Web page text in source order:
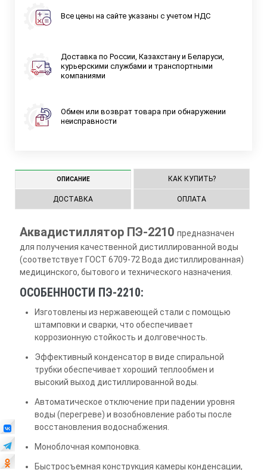
Все цены на сайте указаны с учетом НДС
Доставка по России, Казахстану и Беларуси,
курьерскими службами и транспортными
компаниями
Обмен или возврат товара при обнаружении
неисправности
ОПИСАНИЕ КАК КУПИТЬ?
ДОСТАВКА ОПЛАТА
Аквадистиллятор ПЭ-2210 предназначен
для получения качественной дистиллированной воды
(соответствует ГОСТ 6709-72 Вода дистиллированная)
медицинского, бытового и технического назначения.
ОСОБЕННОСТИ ПЭ-2210:
Изготовлены из нержавеющей стали с помощью
штамповки и сварки, что обеспечивает
коррозионную стойкость и долговечность.
Эффективный конденсатор в виде спиральной
трубки обеспечивает хороший теплообмен и
высокий выход дистиллированной воды.
Автоматическое отключение при падении уровня
воды (перегреве) и возобновление работы после
восстановления водоснабжения.
Моноблочная компоновка.
Быстросъемная конструкция камеры конденсации,